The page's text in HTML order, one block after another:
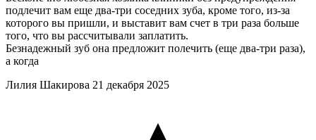
подлечит вам еще два-три соседних зуба, кроме того, из-за
которого вы пришли, и выставит вам счет в три раза больше
того, что вы рассчитывали заплатить.
Безнадежный зуб она предложит полечить (еще два-три раза),
а когда
Лилия Шакирова 21 декабря 2025